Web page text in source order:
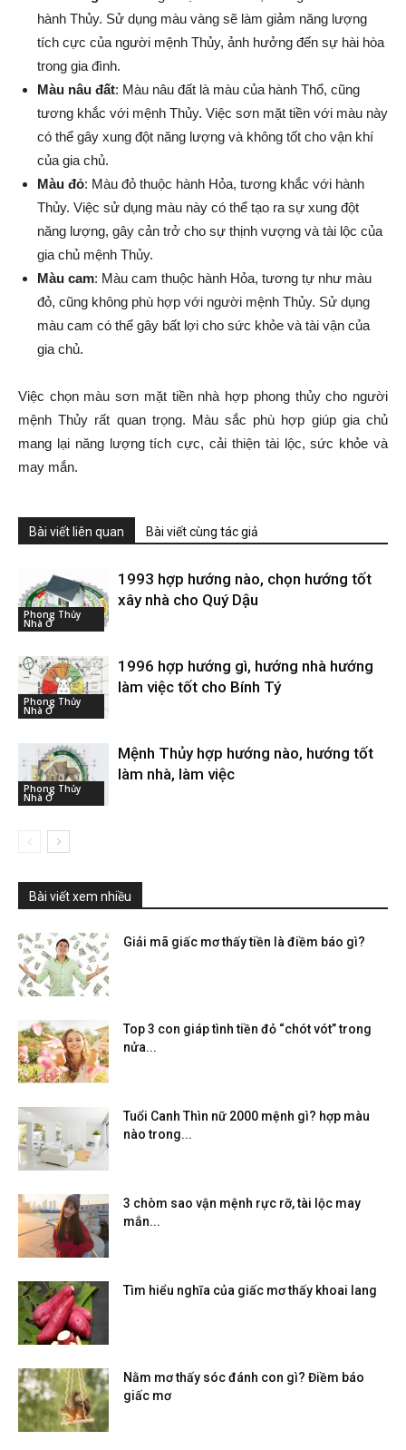
hành Thủy. Sử dụng màu vàng sẽ làm giảm năng lượng
tích cực của người mệnh Thủy, ảnh hưởng đến sự hài hòa
trong gia đình.
Màu nâu đất: Màu nâu đất là màu của hành Thổ, cũng
tương khắc với mệnh Thủy. Việc sơn mặt tiền với màu này
có thể gây xung đột năng lượng và không tốt cho vận khí
của gia chủ.
Màu đỏ: Màu đỏ thuộc hành Hỏa, tương khắc với hành
Thủy. Việc sử dụng màu này có thể tạo ra sự xung đột
năng lượng, gây cản trở cho sự thịnh vượng và tài lộc của
gia chủ mệnh Thủy.
Màu cam: Màu cam thuộc hành Hỏa, tương tự như màu
đỏ, cũng không phù hợp với người mệnh Thủy. Sử dụng
màu cam có thể gây bất lợi cho sức khỏe và tài vận của
gia chủ.
Việc chọn màu sơn mặt tiền nhà hợp phong thủy cho người
mệnh Thủy rất quan trọng. Màu sắc phù hợp giúp gia chủ
mang lại năng lượng tích cực, cải thiện tài lộc, sức khỏe và
may mắn.
Bài viết liên quan Bài viết cùng tác giả
Phong Thủy
Nhà Ở
1993 hợp hướng nào, chọn hướng tốt
xây nhà cho Quý Dậu
Phong Thủy
Nhà Ở
1996 hợp hướng gì, hướng nhà hướng
làm việc tốt cho Bính Tý
Phong Thủy
Nhà Ở
Mệnh Thủy hợp hướng nào, hướng tốt
làm nhà, làm việc
Bài viết xem nhiều
Giải mã giấc mơ thấy tiền là điềm báo gì?
Top 3 con giáp tình tiền đỏ “chót vót” trong
nửa...
Tuổi Canh Thìn nữ 2000 mệnh gì? hợp màu
nào trong...
3 chòm sao vận mệnh rực rỡ, tài lộc may
mắn...
Tìm hiểu nghĩa của giấc mơ thấy khoai lang
Nằm mơ thấy sóc đánh con gì? Điềm báo
giấc mơ